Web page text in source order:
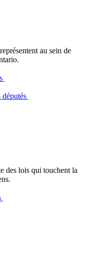
au sein de
députés
des lois qui touchent la